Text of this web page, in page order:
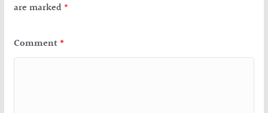
are marked *
Comment *